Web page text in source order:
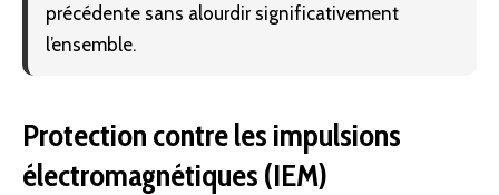
précédente sans alourdir significativement
l’ensemble.
Protection contre les impulsions
électromagnétiques (IEM)